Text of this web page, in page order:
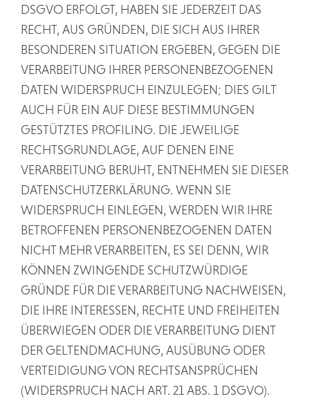
DSGVO ERFOLGT, HABEN SIE JEDERZEIT DAS
RECHT, AUS GRÜNDEN, DIE SICH AUS IHRER
BESONDEREN SITUATION ERGEBEN, GEGEN DIE
VERARBEITUNG IHRER PERSONENBEZOGENEN
DATEN WIDERSPRUCH EINZULEGEN; DIES GILT
AUCH FÜR EIN AUF DIESE BESTIMMUNGEN
GESTÜTZTES PROFILING. DIE JEWEILIGE
RECHTSGRUNDLAGE, AUF DENEN EINE
VERARBEITUNG BERUHT, ENTNEHMEN SIE DIESER
DATENSCHUTZERKLÄRUNG. WENN SIE
WIDERSPRUCH EINLEGEN, WERDEN WIR IHRE
BETROFFENEN PERSONENBEZOGENEN DATEN
NICHT MEHR VERARBEITEN, ES SEI DENN, WIR
KÖNNEN ZWINGENDE SCHUTZWÜRDIGE
GRÜNDE FÜR DIE VERARBEITUNG NACHWEISEN,
DIE IHRE INTERESSEN, RECHTE UND FREIHEITEN
ÜBERWIEGEN ODER DIE VERARBEITUNG DIENT
DER GELTENDMACHUNG, AUSÜBUNG ODER
VERTEIDIGUNG VON RECHTSANSPRÜCHEN
(WIDERSPRUCH NACH ART. 21 ABS. 1 DSGVO).